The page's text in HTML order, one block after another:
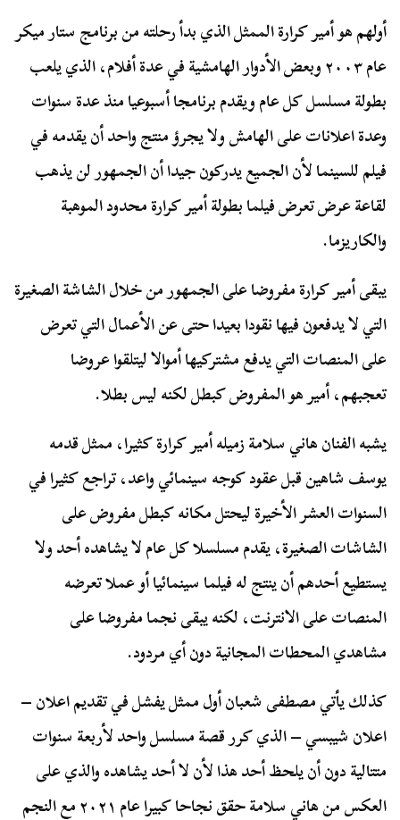
أولهم هو أمير كرارة الممثل الذي بدأ رحلته من برنامج ستار ميكر
عام ٢٠٠٣ وبعض الأدوار الهامشية في عدة أفلام، الذي يلعب
بطولة مسلسل كل عام ويقدم برنامجا أسبوعيا منذ عدة سنوات
وعدة اعلانات على الهامش ولا يجرؤ منتج واحد أن يقدمه في
فيلم للسينما لأن الجميع يدركون جيدا أن الجمهور لن يذهب
لقاعة عرض تعرض فيلما بطولة أمير كرارة محدود الموهبة
والكاريزما.
يبقى أمير كرارة مفروضا على الجمهور من خلال الشاشة الصغيرة
التي لا يدفعون فيها نقودا بعيدا حتى عن الأعمال التي تعرض
على المنصات التي يدفع مشتركيها أموالا ليتلقوا عروضا
تعجبهم، أمير هو المفروض كبطل لكنه ليس بطلا.
يشبه الفنان هاني سلامة زميله أمير كرارة كثيرا، ممثل قدمه
يوسف شاهين قبل عقود كوجه سينمائي واعد، تراجع كثيرا في
السنوات العشر الأخيرة ليحتل مكانه كبطل مفروض على
الشاشات الصغيرة، يقدم مسلسلا كل عام لا يشاهده أحد ولا
يستطيع أحدهم أن ينتج له فيلما سينمائيا أو عملا تعرضه
المنصات على الانترنت، لكنه يبقى نجما مفروضا على
مشاهدي المحطات المجانية دون أي مردود.
كذلك يأتي مصطفى شعبان أول ممثل يفشل في تقديم اعلان –
اعلان شيبسي – الذي كرر قصة مسلسل واحد لأربعة سنوات
متتالية دون أن يلحظ أحد هذا لأن لا أحد يشاهده والذي على
العكس من هاني سلامة حقق نجاحا كبيرا عام ٢٠٢١ مع النجم